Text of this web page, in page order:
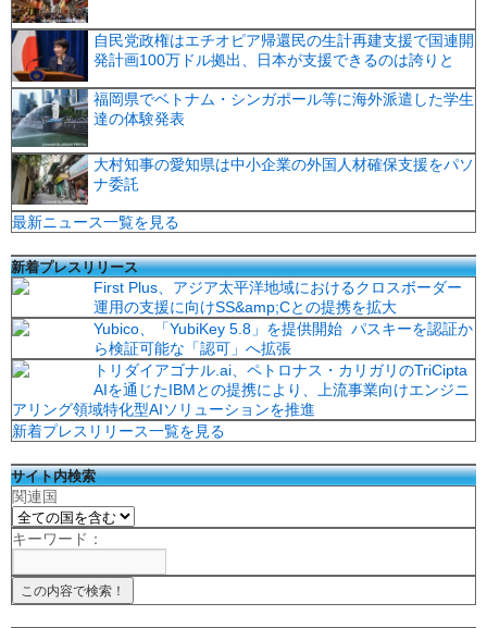
自民党政権はエチオピア帰還民の生計再建支援で国連開
発計画100万ドル拠出、日本が支援できるのは誇りと
福岡県でベトナム・シンガポール等に海外派遣した学生
達の体験発表
大村知事の愛知県は中小企業の外国人材確保支援をパソ
ナ委託
最新ニュース一覧を見る
新着プレスリリース
First Plus、アジア太平洋地域におけるクロスボーダー
運用の支援に向けSS&amp;Cとの提携を拡大
Yubico、「YubiKey 5.8」を提供開始 パスキーを認証か
ら検証可能な「認可」へ拡張
トリダイアゴナル.ai、ペトロナス・カリガリのTriCipta
AIを通じたIBMとの提携により、上流事業向けエンジニ
アリング領域特化型AIソリューションを推進
新着プレスリリース一覧を見る
サイト内検索
関連国
キーワード：